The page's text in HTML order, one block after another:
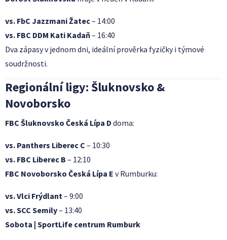
vs. FbC Jazzmani Žatec– 14:00
vs. FBC DDM Kati Kadaň– 16:40
Dva zápasy v jednom dni, ideální prověrka fyzičky i týmové
soudržnosti.
Regionální ligy: Šluknovsko &
Novoborsko
FBC Šluknovsko Česká Lípa D doma:
vs. Panthers Liberec C – 10:30
vs. FBC Liberec B – 12:10
FBC Novoborsko Česká Lípa E v Rumburku:
vs. Vlci Frýdlant– 9:00
vs. SCC Semily– 13:40
Sobota | SportLife centrum Rumburk